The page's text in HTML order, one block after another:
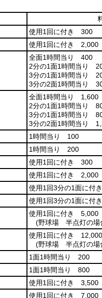
使用1回に付き 300
使用1回に付き 2,000
全面1時間当り 400
2分の1面1時間当り
3分の1面1時間当り
3分の2面1時間当り
全面1時間当り 1,600
2分の1面1時間当り
3分の1面1時間当り
3分の2面1時間当り
1時間当り 100
1時間当り 200
使用1回に付き 300
使用1回に付き 2,000
使用1回3分の1面に付
使用1回3分の1面に付
使用1回に付き 5,000
(野球場 半点灯の
使用1回に付き 12,000
(野球場 半点灯の
1面1時間当り 200
1面1時間当り 800
使用1回に付き 3,500
使用1回に付き 7,000